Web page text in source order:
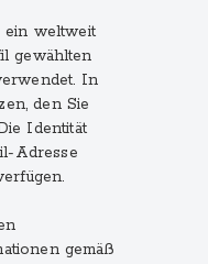
ein weltweit
gewählten
In
den Sie
Identität
Adresse
gemäß